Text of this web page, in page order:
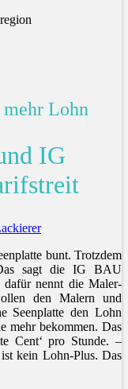
Lohn
IG
bunt. Trotzdem
sagt die IG BAU
dafür nennt die Maler-
den Malern und
Seenplatte den Lohn
mehr bekommen. Das
Cent‘ pro Stunde. –
kein Lohn-Plus. Das